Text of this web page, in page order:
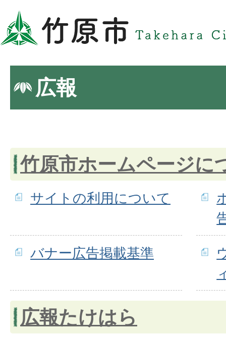
広報
竹原市ホームページに
サイトの利用について
バナー広告掲載基準
広報たけはら